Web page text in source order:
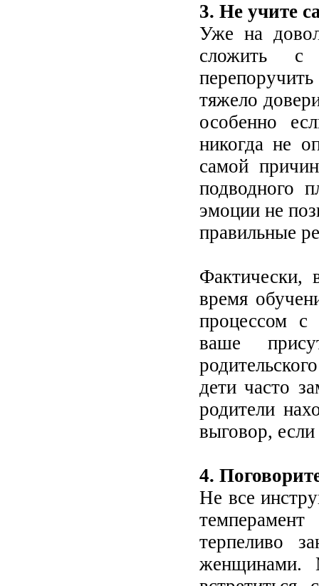
3. Не учите
Уже на
сложить с
тяжело
особенно
никогда не
самой
подводного
эмоции не
правильные
Фактически,
время
процессом с
ваше
дети часто
родители
выговор,
4.
Не все
терпеливо
женщинами.